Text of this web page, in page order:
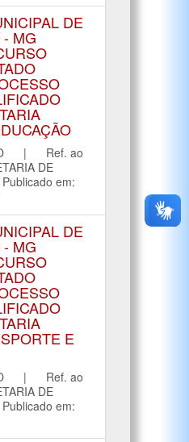
DE
MG
| Ref. ao
DE
em:
DE
MG
E
| Ref. ao
DE
em: